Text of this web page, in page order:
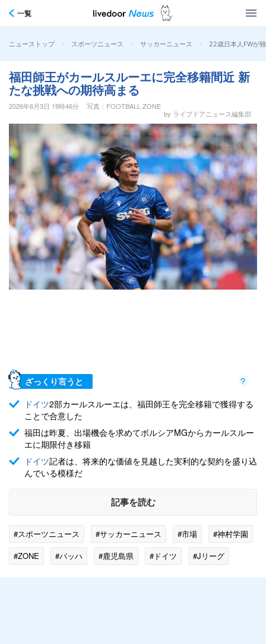
一覧
ニューストップ > スポーツニュース > サッカーニュース > 22歳日本人FWが
福田師王がカールスルーエに完全移籍間近 新
たな挑戦への期待高まる
2026年6月3日 19時46分
写真：FOOTBALL ZONE
by ライブドアニュース編集部
ざっくり言うと
ドイツ2部カールスルーエは、福田師王を完全移籍で獲得する
ことで合意した
福田は昨夏、出場機会を求めてボルシアMGからカールスルー
エに期限付き移籍
ドイツ記者は、将来的な価値を見越した実利的な契約を盛り込
んでいる模様だ
記事を読む
#スポーツニュース #サッカーニュース #市場
#神村学園
#ZONE
#バッハ #鹿児島県 #ドイツ #Jリーグ